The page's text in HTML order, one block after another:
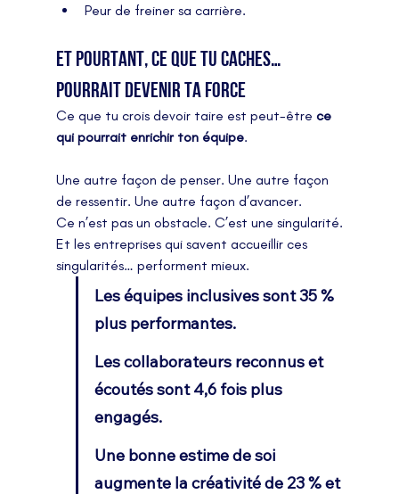
Peur de freiner sa carrière.
Et pourtant, ce que tu caches…
pourrait devenir ta force
Ce que tu crois devoir taire est peut-être ce
qui pourrait enrichir ton équipe.
Une autre façon de penser. Une autre façon
de ressentir. Une autre façon d’avancer.
Ce n’est pas un obstacle. C’est une singularité.
Et les entreprises qui savent accueillir ces
singularités… performent mieux.
Les équipes inclusives sont 35 %
Les collaborateurs reconnus et
écoutés sont 4,6 fois plus
engagés.
Une bonne estime de soi
augmente la créativité de 23 % et